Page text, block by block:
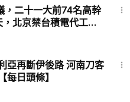
%E9%AB%98%E6%B
，二十一大前74名高幹
北京禁台積電代工傳
| 胡春華
亞再斷伊後路 河南刀客
日頭條】